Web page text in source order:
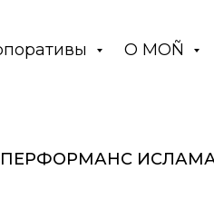
О MOÑ
ИСЛАМА